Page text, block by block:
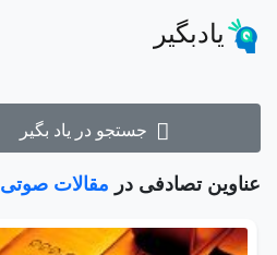
یادبگیر
جستجو در یاد بگیر
عناوین تصادفی در مقالات صوتی